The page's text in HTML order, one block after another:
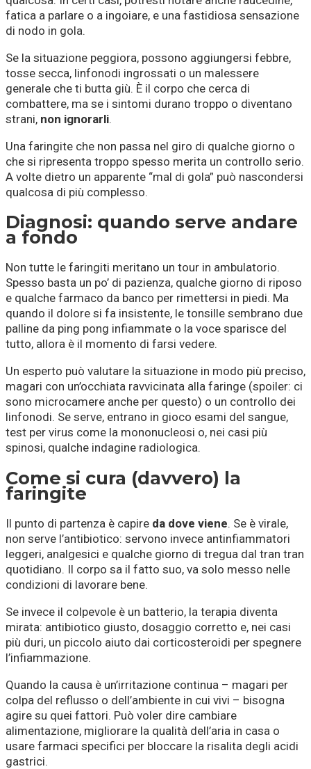
fatica a parlare o a ingoiare, e una fastidiosa sensazione
di nodo in gola.
Se la situazione peggiora, possono aggiungersi febbre,
tosse secca, linfonodi ingrossati o un malessere
generale che ti butta giù. È il corpo che cerca di
combattere, ma se i sintomi durano troppo o diventano
strani, non ignorarli.
Una faringite che non passa nel giro di qualche giorno o
che si ripresenta troppo spesso merita un controllo serio.
A volte dietro un apparente “mal di gola” può nascondersi
qualcosa di più complesso.
Diagnosi: quando serve andare
a fondo
Non tutte le faringiti meritano un tour in ambulatorio.
Spesso basta un po’ di pazienza, qualche giorno di riposo
e qualche farmaco da banco per rimettersi in piedi. Ma
quando il dolore si fa insistente, le tonsille sembrano due
palline da ping pong infiammate o la voce sparisce del
tutto, allora è il momento di farsi vedere.
Un esperto può valutare la situazione in modo più preciso,
magari con un’occhiata ravvicinata alla faringe (spoiler: ci
sono microcamere anche per questo) o un controllo dei
linfonodi. Se serve, entrano in gioco esami del sangue,
test per virus come la mononucleosi o, nei casi più
spinosi, qualche indagine radiologica.
Come si cura (davvero) la
faringite
Il punto di partenza è capire da dove viene. Se è virale,
non serve l’antibiotico: servono invece antinfiammatori
leggeri, analgesici e qualche giorno di tregua dal tran tran
quotidiano. Il corpo sa il fatto suo, va solo messo nelle
condizioni di lavorare bene.
Se invece il colpevole è un batterio, la terapia diventa
mirata: antibiotico giusto, dosaggio corretto e, nei casi
più duri, un piccolo aiuto dai corticosteroidi per spegnere
l’infiammazione.
Quando la causa è un’irritazione continua – magari per
colpa del reflusso o dell’ambiente in cui vivi – bisogna
agire su quei fattori. Può voler dire cambiare
alimentazione, migliorare la qualità dell’aria in casa o
usare farmaci specifici per bloccare la risalita degli acidi
gastrici.